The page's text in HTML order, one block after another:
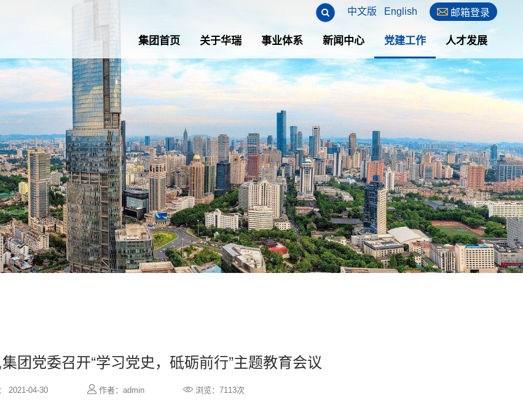
 邮箱登录
中文版 English
集团首页 关于华瑞 事业体系 新闻中心 党建工作 人才发展
团党委召开“学习党史，砥砺前行”主题教育会议
2021-04-30  作者：admin 浏览：7113次